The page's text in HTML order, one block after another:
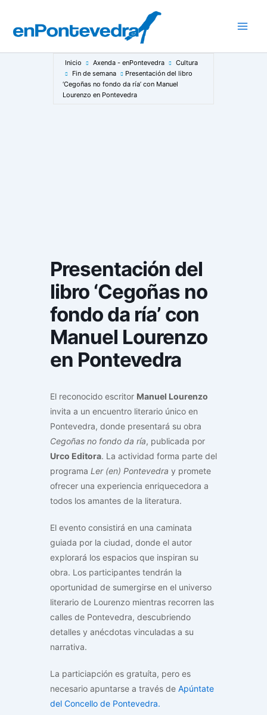
contenido
Inicio Axenda - enPontevedra
Cultura
Fin de semana
Presentación del libro
‘Cegoñas no fondo da ría’ con Manuel
Lourenzo en Pontevedra
Presentación del
libro ‘Cegoñas no
fondo da ría’ con
Manuel Lourenzo
en Pontevedra
El reconocido escritor Manuel Lourenzo
invita a un encuentro literario único en
Pontevedra, donde presentará su obra
Cegoñas no fondo da ría, publicada por
Urco Editora. La actividad forma parte del
programa Ler (en) Pontevedra y promete
ofrecer una experiencia enriquecedora a
todos los amantes de la literatura.
El evento consistirá en una caminata
guiada por la ciudad, donde el autor
explorará los espacios que inspiran su
obra. Los participantes tendrán la
oportunidad de sumergirse en el universo
literario de Lourenzo mientras recorren las
calles de Pontevedra, descubriendo
detalles y anécdotas vinculadas a su
narrativa.
La particiapción es gratuíta, pero es
necesario apuntarse a través de Apúntate
del Concello de Pontevedra.